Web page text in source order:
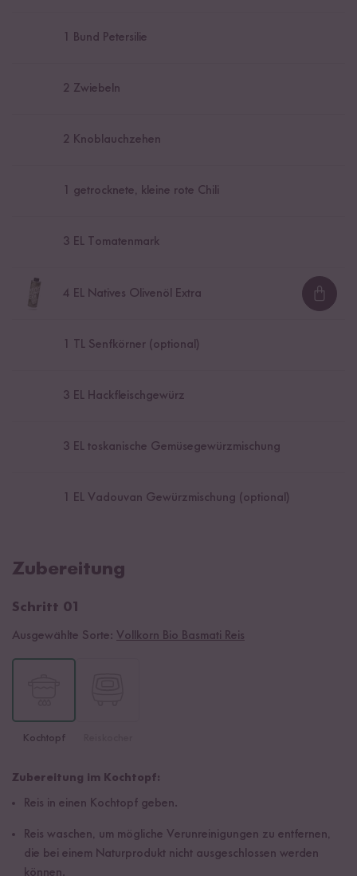
1 Bund Petersilie
2 Zwiebeln
2 Knoblauchzehen
1 getrocknete, kleine rote Chili
3 EL Tomatenmark
4 EL Natives Olivenöl Extra
1 TL Senfkörner (optional)
3 EL Hackfleischgewürz
3 EL toskanische Gemüsegewürzmischung
1 EL Vadouvan Gewürzmischung (optional)
Zubereitung
Schritt 01
Ausgewählte Sorte: Vollkorn Bio Basmati Reis
Kochtopf
Zubereitung im Kochtopf:
Reis in einen Kochtopf geben.
Reis waschen, um mögliche Verunreinigungen zu entfernen,
die bei einem Naturprodukt nicht ausgeschlossen werden
können.